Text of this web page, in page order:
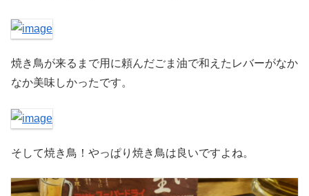
焼き鳥が来るまで用に頼んだごま油で和えたレバーがなか
なか美味しかったです。
そして焼き鳥！やっぱり焼き鳥は良いですよね。